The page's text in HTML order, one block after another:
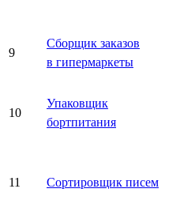
9
Сборщик заказов
в гипермаркеты
10
Упаковщик
бортпитания
11 Сортировщик писем